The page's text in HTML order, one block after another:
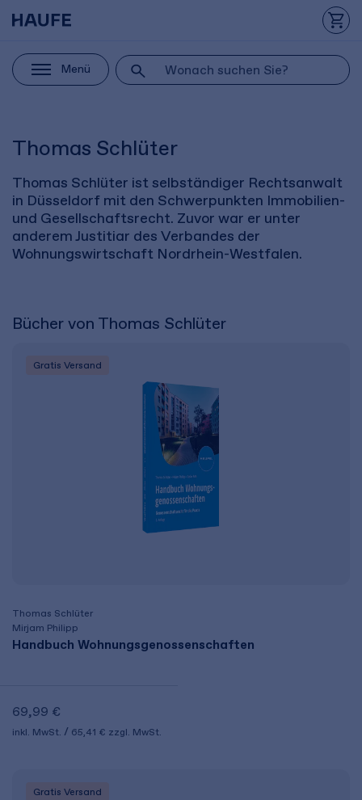
Menü
Thomas Schlüter
Thomas Schlüter ist selbständiger Rechtsanwalt
in Düsseldorf mit den Schwerpunkten Immobilien-
und Gesellschaftsrecht. Zuvor war er unter
anderem Justitiar des Verbandes der
Wohnungswirtschaft Nordrhein-Westfalen.
Bücher von Thomas Schlüter
Gratis Versand
Thomas Schlüter
Mirjam Philipp
Handbuch Wohnungsgenossenschaften
69,99 €
inkl. MwSt. 65,41 € zzgl. MwSt.
Gratis Versand